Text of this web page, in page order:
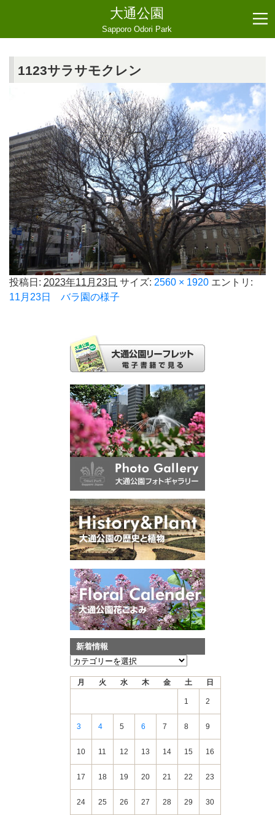
大通公園
Sapporo Odori Park
1123サラサモクレン
投稿日: 2023年11月23日 サイズ: 2560 × 1920 エントリ:
11月23日 バラ園の様子
新着情報
新
月 火 水 木 金 土 日
1 2
3 4 5 6 7 8 9
10 11 12 13 14 15 16
17 18 19 20 21 22 23
24 25 26 27 28 29 30